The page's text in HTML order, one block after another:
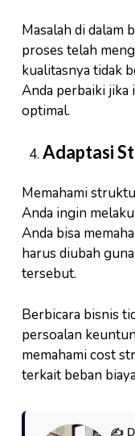
Masalah di dalam
proses telah
kualitasnya tidak
Anda perbaiki jika
optimal.
Adaptasi
Memahami
Anda ingin
Anda bisa
harus diubah
tersebut.
Berbicara bisnis
persoalan
memahami cost
terkait beban
✍️